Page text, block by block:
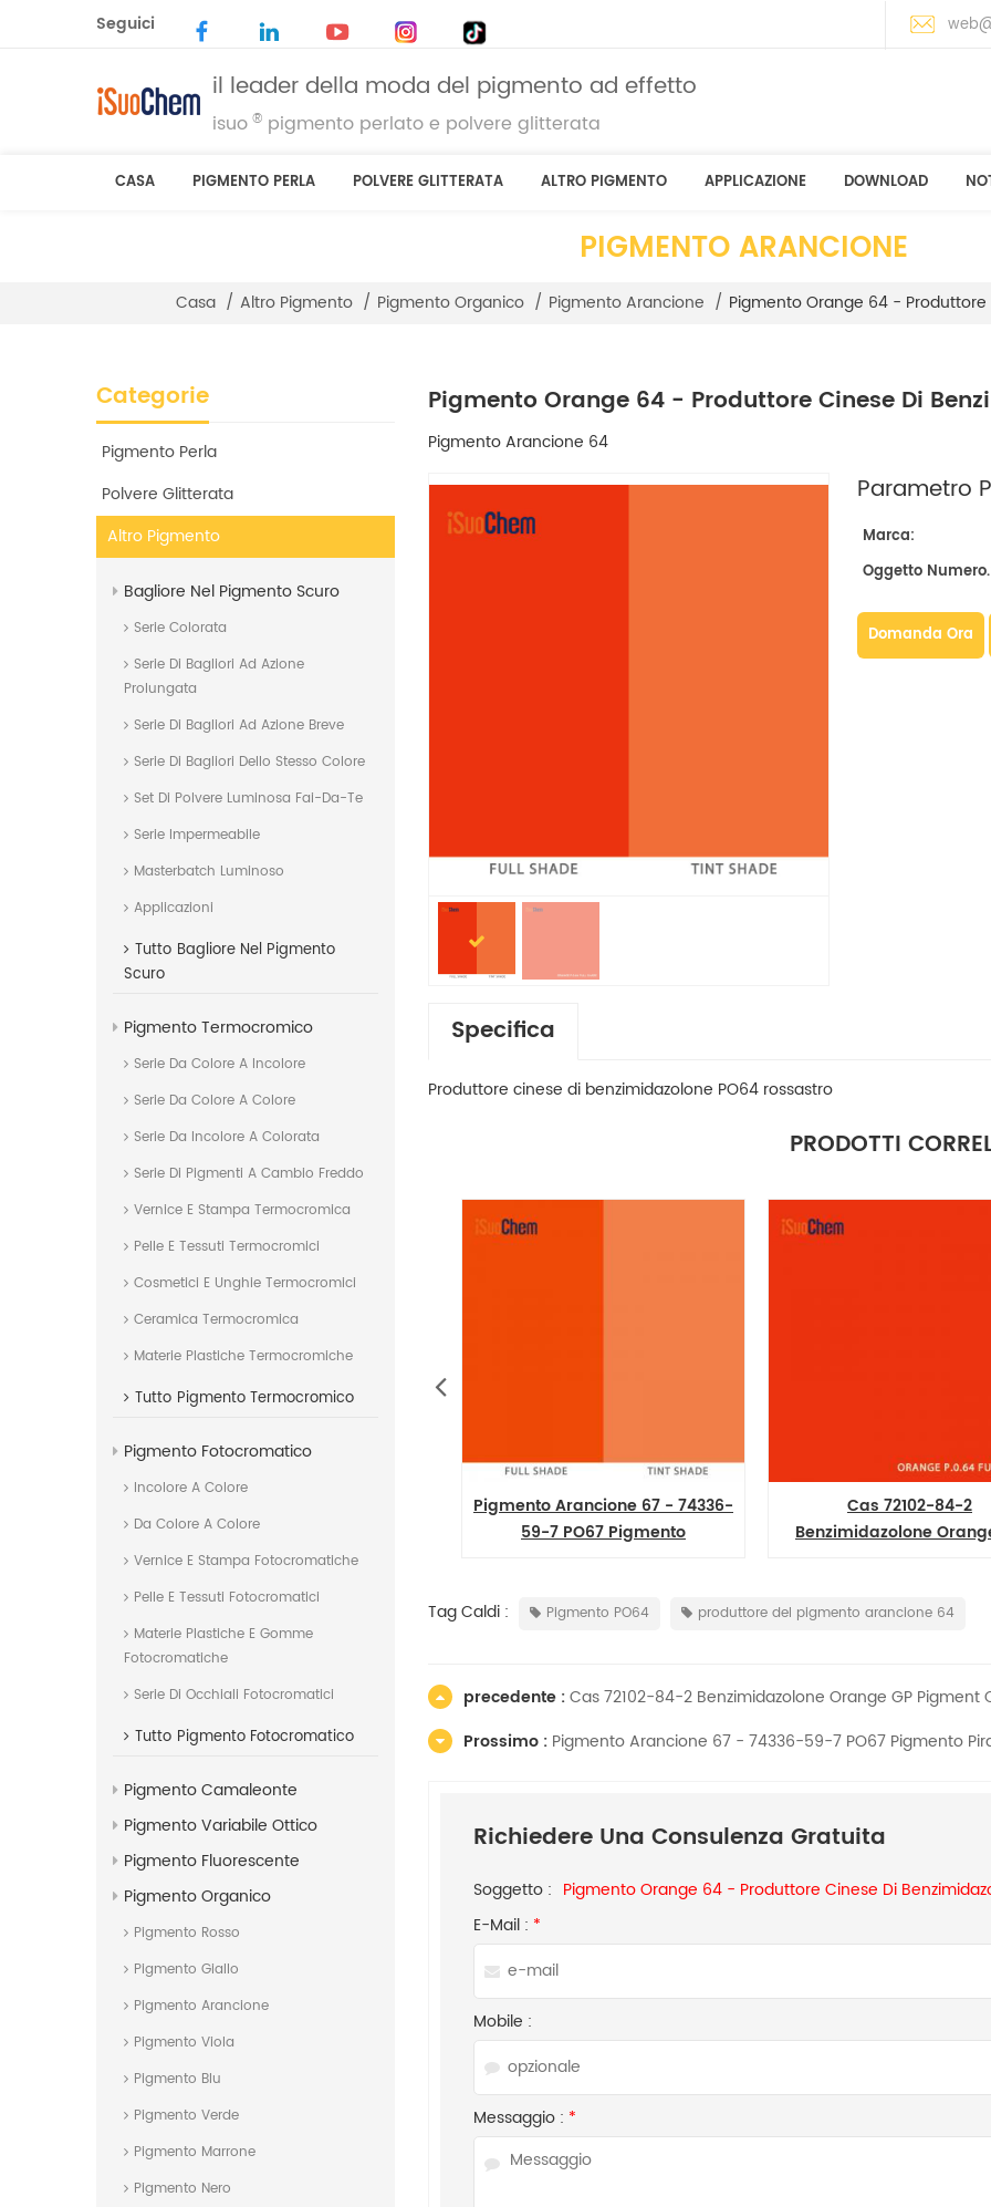
Seguici
il leader della moda del pigmento ad effetto
isuo ® pigmento perlato e polvere glitterata
CASA PIGMENTO PERLA POLVERE GLITTERATA ALTRO PIGMENTO APPLICAZIONE DOWNLOAD
PIGMENTO ARANCIONE
Casa / Altro Pigmento / Pigmento Organico / Pigmento Arancione / Pigmento Orange 64 -
Pigmento Orange 64 - Produttore Cinese Di
Pigmento Arancione 64
Parametro
Marca:
Oggetto
Domanda Ora
Specifica
Produttore cinese di benzimidazolone PO64 rossastro
PRODOTTI
Resistenza al calore 300C PO71
DPP Arancione TR Arancione 71
Pigmento Arancione 67 - 74336-
59-7 PO67 Pigmento
Cas 72102-84-2
Benzimidazolone
Tag Caldi : Pigmento PO64 produttore del pigmento arancione 64
precedente :Cas 72102-84-2 Benzimidazolone Orange GP Pigment
Prossimo : Pigmento Arancione 67 - 74336-59-7 PO67 Pigmento
Richiedere Una Consulenza Gratuita
Soggetto : Pigmento Orange 64 - Produttore Cinese Di
E-Mail : *
Mobile :
Messaggio : *
Categorie
Pigmento Perla
Polvere Glitterata
Altro Pigmento
Bagliore Nel Pigmento Scuro
Serie Colorata
Serie Di Bagliori Ad Azione
Prolungata
Serie Di Bagliori Ad Azione Breve
Serie Di Bagliori Dello Stesso Colore
Set Di Polvere Luminosa Fai-Da-Te
Serie Impermeabile
Masterbatch Luminoso
Applicazioni
Tutto Bagliore Nel Pigmento
Scuro
Pigmento Termocromico
Serie Da Colore A Incolore
Serie Da Colore A Colore
Serie Da Incolore A Colorata
Serie Di Pigmenti A Cambio Freddo
Vernice E Stampa Termocromica
Pelle E Tessuti Termocromici
Cosmetici E Unghie Termocromici
Ceramica Termocromica
Materie Plastiche Termocromiche
Tutto Pigmento Termocromico
Pigmento Fotocromatico
Incolore A Colore
Da Colore A Colore
Vernice E Stampa Fotocromatiche
Pelle E Tessuti Fotocromatici
Materie Plastiche E Gomme
Fotocromatiche
Serie Di Occhiali Fotocromatici
Tutto Pigmento Fotocromatico
Pigmento Camaleonte
Pigmento Variabile Ottico
Pigmento Fluorescente
Pigmento Organico
Pigmento Rosso
Pigmento Giallo
Pigmento Arancione
Pigmento Viola
Pigmento Blu
Pigmento Verde
Pigmento Marrone
Pigmento Nero